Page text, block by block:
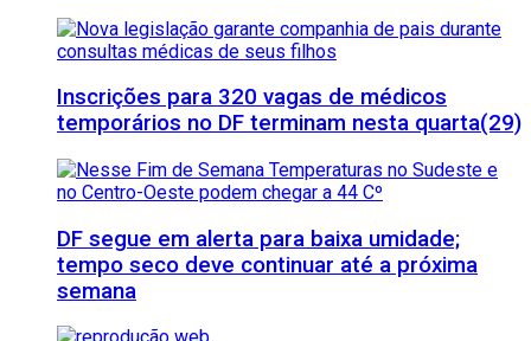
Inscrições para 320 vagas de médicos
temporários no DF terminam nesta quarta(29)
DF segue em alerta para baixa umidade;
tempo seco deve continuar até a próxima
semana